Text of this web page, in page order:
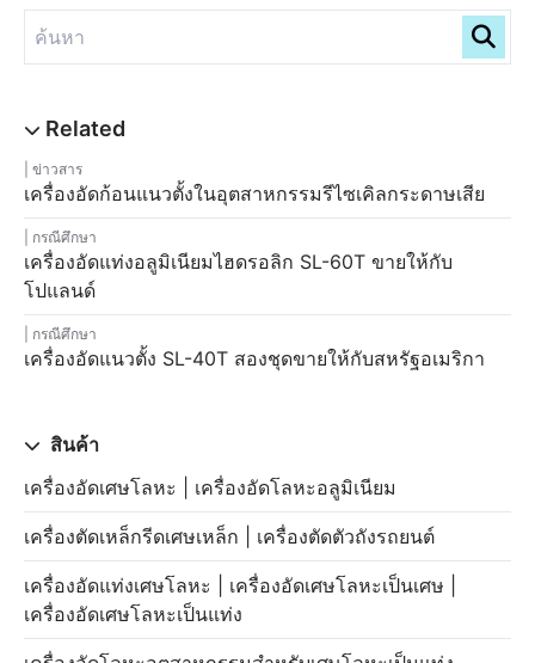
ข่าวสาร
เครื่องอัดก้อนแนวตั้งในอุตสาหกรรมรีไซเคิลกระดาษเสีย
กรณีศึกษา
เครื่องอัดแท่งอลูมิเนียมไฮดรอลิก SL-60T ขายให้กับ
โปแลนด์
กรณีศึกษา
เครื่องอัดแนวตั้ง SL-40T สองชุดขายให้กับสหรัฐอเมริกา
สินค้า
เครื่องอัดเศษโลหะ | เครื่องอัดโลหะอลูมิเนียม
เครื่องตัดเหล็กรีดเศษเหล็ก | เครื่องตัดตัวถังรถยนต์
เครื่องอัดแท่งเศษโลหะ | เครื่องอัดเศษโลหะเป็นเศษ |
เครื่องอัดเศษโลหะเป็นแท่ง